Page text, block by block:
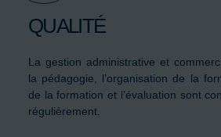
QUALITÉ
La gestion administrative et
la pédagogie, l’organisation de la
de la formation et l’évaluation sont
régulièrement.